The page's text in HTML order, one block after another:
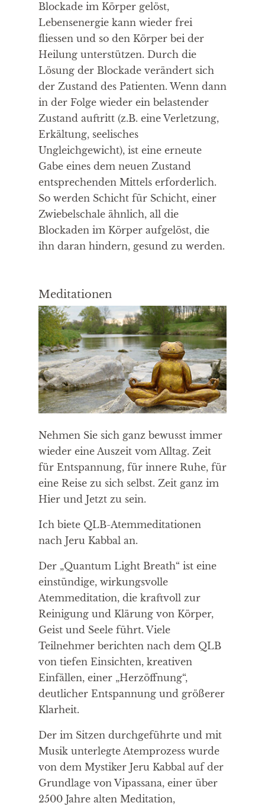
Blockade im Körper gelöst,
Lebensenergie kann wieder frei
fliessen und so den Körper bei der
Heilung unterstützen. Durch die
Lösung der Blockade verändert sich
der Zustand des Patienten. Wenn dann
in der Folge wieder ein belastender
Zustand auftritt (z.B. eine Verletzung,
Erkältung, seelisches
Ungleichgewicht), ist eine erneute
Gabe eines dem neuen Zustand
entsprechenden Mittels erforderlich.
So werden Schicht für Schicht, einer
Zwiebelschale ähnlich, all die
Blockaden im Körper aufgelöst, die
ihn daran hindern, gesund zu werden.
Meditationen
Nehmen Sie sich ganz bewusst immer
wieder eine Auszeit vom Alltag. Zeit
für Entspannung, für innere Ruhe, für
eine Reise zu sich selbst. Zeit ganz im
Hier und Jetzt zu sein.
Ich biete QLB-Atemmeditationen
nach Jeru Kabbal an.
Der „Quantum Light Breath“ ist eine
einstündige, wirkungsvolle
Atemmeditation, die kraftvoll zur
Reinigung und Klärung von Körper,
Geist und Seele führt. Viele
Teilnehmer berichten nach dem QLB
von tiefen Einsichten, kreativen
Einfällen, einer „Herzöffnung“,
deutlicher Entspannung und größerer
Klarheit.
Der im Sitzen durchgeführte und mit
Musik unterlegte Atemprozess wurde
von dem Mystiker Jeru Kabbal auf der
Grundlage von Vipassana, einer über
2500 Jahre alten Meditation,